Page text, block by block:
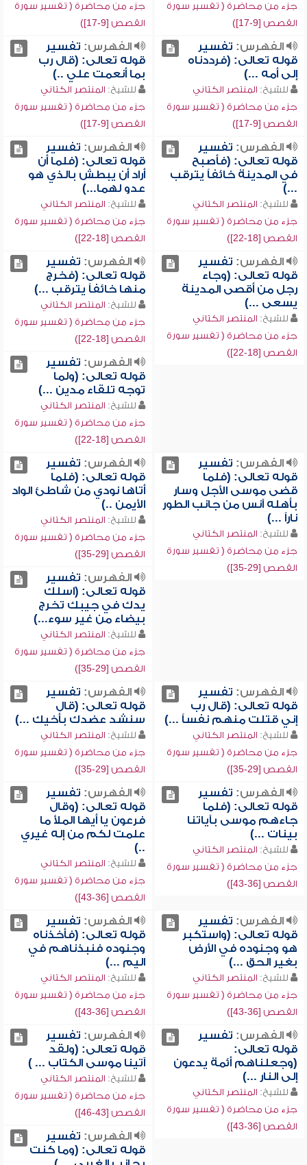
جزء من محاضرة ( تفسير سورة
القصص [9-17])
جزء من محاضرة ( تفسير سورة
القصص [9-17])
الفهرس: تفسير
قوله تعالى: (فرددناه
إلى أمه ...)
للشيخ: المنتصر الكتاني
جزء من محاضرة ( تفسير سورة
القصص [9-17])
الفهرس: تفسير
قوله تعالى: (قال رب
بما أنعمت علي ..)
للشيخ: المنتصر الكتاني
جزء من محاضرة ( تفسير سورة
القصص [9-17])
الفهرس: تفسير
قوله تعالى: (فأصبح
في المدينة خائفاً يترقب
...)
للشيخ: المنتصر الكتاني
جزء من محاضرة ( تفسير سورة
القصص [18-22])
الفهرس: تفسير
قوله تعالى: (فلما أن
أراد أن يبطش بالذي هو
عدو لهما...)
للشيخ: المنتصر الكتاني
جزء من محاضرة ( تفسير سورة
القصص [18-22])
الفهرس: تفسير
قوله تعالى: (وجاء
رجل من أقصى المدينة
يسعى ...)
للشيخ: المنتصر الكتاني
جزء من محاضرة ( تفسير سورة
القصص [18-22])
الفهرس: تفسير
قوله تعالى: (فخرج
منها خائفاً يترقب ...)
للشيخ: المنتصر الكتاني
جزء من محاضرة ( تفسير سورة
القصص [18-22])
الفهرس: تفسير
قوله تعالى: (ولما
توجه تلقاء مدين ...)
للشيخ: المنتصر الكتاني
جزء من محاضرة ( تفسير سورة
القصص [18-22])
الفهرس: تفسير
قوله تعالى: (فلما
قضى موسى الأجل وسار
بأهله آنس من جانب الطور
ناراً ...)
للشيخ: المنتصر الكتاني
جزء من محاضرة ( تفسير سورة
القصص [29-35])
الفهرس: تفسير
قوله تعالى: (فلما
أتاها نودي من شاطئ الواد
الأيمن ..)
للشيخ: المنتصر الكتاني
جزء من محاضرة ( تفسير سورة
القصص [29-35])
الفهرس: تفسير
قوله تعالى: (اسلك
يدك في جيبك تخرج
بيضاء من غير سوء...)
للشيخ: المنتصر الكتاني
جزء من محاضرة ( تفسير سورة
القصص [29-35])
الفهرس: تفسير
قوله تعالى: (قال رب
إني قتلت منهم نفساً ...)
للشيخ: المنتصر الكتاني
جزء من محاضرة ( تفسير سورة
القصص [29-35])
الفهرس: تفسير
قوله تعالى: (قال
سنشد عضدك بأخيك ...)
للشيخ: المنتصر الكتاني
جزء من محاضرة ( تفسير سورة
القصص [29-35])
الفهرس: تفسير
قوله تعالى: (فلما
جاءهم موسى بآياتنا
بينات ...)
للشيخ: المنتصر الكتاني
جزء من محاضرة ( تفسير سورة
القصص [36-43])
الفهرس: تفسير
قوله تعالى: (وقال
فرعون يا أيها الملأ ما
علمت لكم من إله غيري
..)
للشيخ: المنتصر الكتاني
جزء من محاضرة ( تفسير سورة
القصص [36-43])
الفهرس: تفسير
قوله تعالى: (واستكبر
هو وجنوده في الأرض
بغير الحق ...)
للشيخ: المنتصر الكتاني
جزء من محاضرة ( تفسير سورة
القصص [36-43])
الفهرس: تفسير
قوله تعالى: (فأخذناه
وجنوده فنبذناهم في
اليم ...)
للشيخ: المنتصر الكتاني
جزء من محاضرة ( تفسير سورة
القصص [36-43])
الفهرس: تفسير
قوله تعالى:
(وجعلناهم أئمة يدعون
إلى النار ...)
للشيخ: المنتصر الكتاني
جزء من محاضرة ( تفسير سورة
القصص [36-43])
الفهرس: تفسير
قوله تعالى: (ولقد
آتينا موسى الكتاب ... )
للشيخ: المنتصر الكتاني
جزء من محاضرة ( تفسير سورة
القصص [43-46])
الفهرس: تفسير
قوله تعالى: (وما كنت